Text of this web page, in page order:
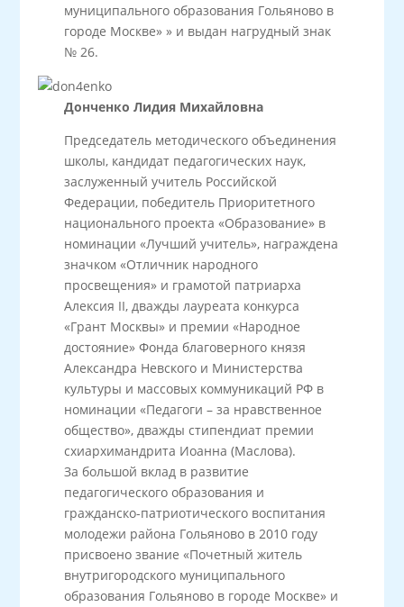
муниципального образования Гольяново в
городе Москве» » и выдан нагрудный знак
№ 26.
Донченко Лидия Михайловна
Председатель методического объединения
школы, кандидат педагогических наук,
заслуженный учитель Российской
Федерации, победитель Приоритетного
национального проекта «Образование» в
номинации «Лучший учитель», награждена
значком «Отличник народного
просвещения» и грамотой патриарха
Алексия II, дважды лауреата конкурса
«Грант Москвы» и премии «Народное
достояние» Фонда благоверного князя
Александра Невского и Министерства
культуры и массовых коммуникаций РФ в
номинации «Педагоги – за нравственное
общество», дважды стипендиат премии
схиархимандрита Иоанна (Маслова).
За большой вклад в развитие
педагогического образования и
гражданско-патриотического воспитания
молодежи района Гольяново в 2010 году
присвоено звание «Почетный житель
внутригородского муниципального
образования Гольяново в городе Москве» и